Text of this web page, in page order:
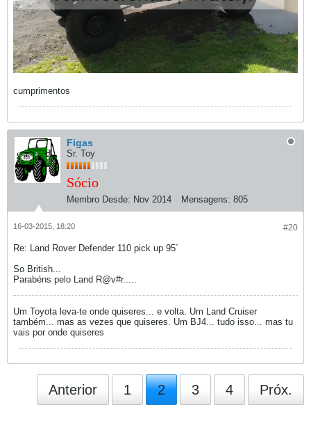
cumprimentos
Figas
Sr. Toy
Sócio
Membro Desde: Nov 2014 Mensagens: 805
#20
16-03-2015, 18:20
Re: Land Rover Defender 110 pick up 95´
So British...
Parabéns pelo Land R@v#r.....
Um Toyota leva-te onde quiseres... e volta. Um Land Cruiser
também... mas as vezes que quiseres. Um BJ4... tudo isso... mas tu
vais por onde quiseres
Anterior 1 2 3 4 Próx.